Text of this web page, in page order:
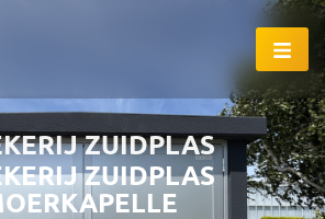
ZUIDPLAS
ZUIDPLAS